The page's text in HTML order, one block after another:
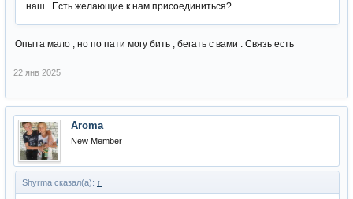
наш . Есть желающие к нам присоединиться?
Опыта мало , но по пати могу бить , бегать с вами . Связь есть
22 янв 2025
Aroma
New Member
Shyrma сказал(а): ↑